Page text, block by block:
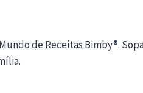
de Receitas Bimby®.